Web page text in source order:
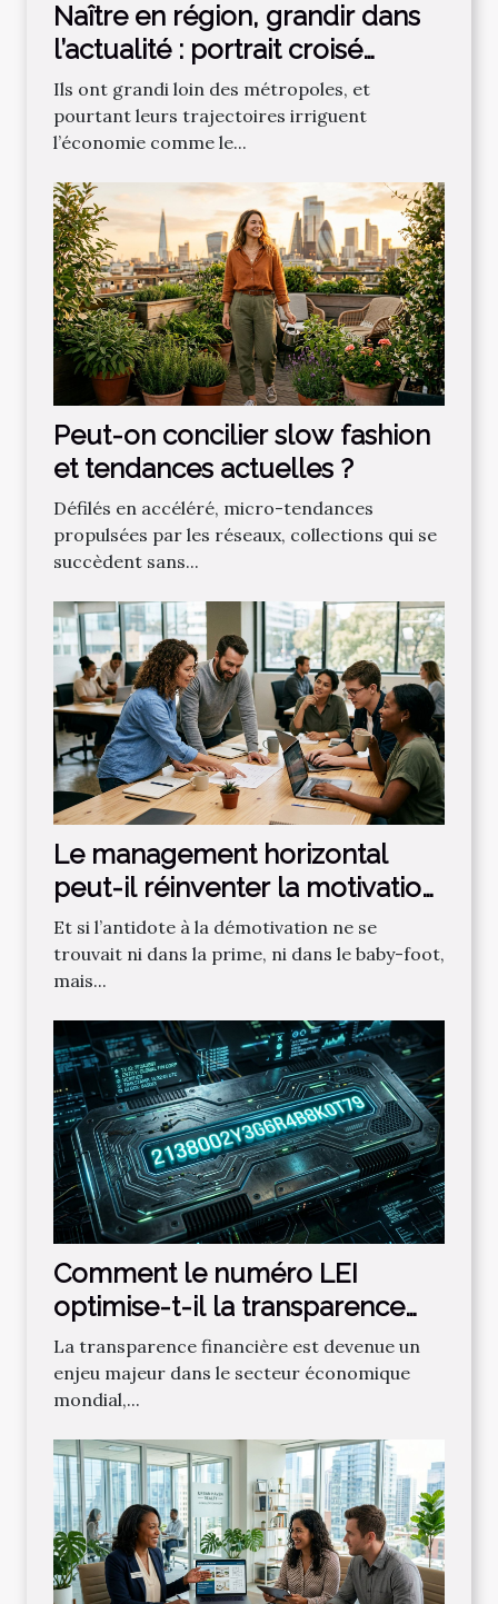
Naître en région, grandir dans
l’actualité : portrait croisé
d’acteurs économiques et
sportifs
Ils ont grandi loin des métropoles, et
pourtant leurs trajectoires irriguent
l’économie comme le...
Peut-on concilier slow fashion
et tendances actuelles ?
Défilés en accéléré, micro-tendances
propulsées par les réseaux, collections qui se
succèdent sans...
Le management horizontal
peut-il réinventer la motivation
des salariés ?
Et si l’antidote à la démotivation ne se
trouvait ni dans la prime, ni dans le baby-foot,
mais...
Comment le numéro LEI
optimise-t-il la transparence
financière ?
La transparence financière est devenue un
enjeu majeur dans le secteur économique
mondial,...